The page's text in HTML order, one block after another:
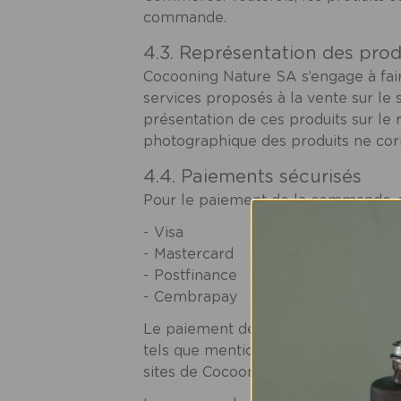
commande.
4.3. Représentation des
Cocooning Nature SA s’engage à
services proposés à la vente sur le
présentation de ces produits sur
photographique des produits ne
4.4. Paiements sécurisés
Pour le paiement de la commande,
- Visa
- Mastercard
- Postfinance
- Cembrapay
Le paiement des achats
tels que mentionnés ci-dessus.
sites de Cocooning Nature SA. Le